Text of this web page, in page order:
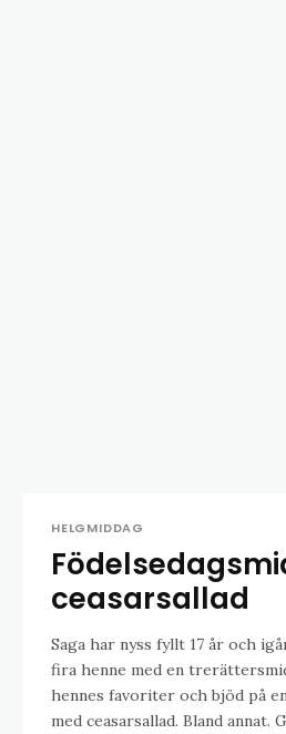
HELGMIDDAG
ceasarsallad
Saga har nyss fyllt 17 år och
fira henne med en
hennes favoriter och bjöd på
med ceasarsallad. Bland annat. Grattis min fina